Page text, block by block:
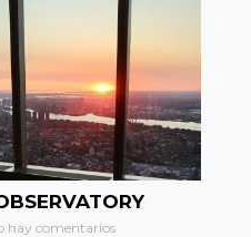
hay comentarios